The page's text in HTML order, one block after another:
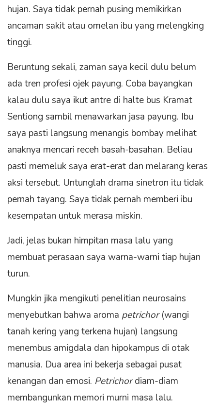
hujan. Saya tidak pernah pusing memikirkan
ancaman sakit atau omelan ibu yang melengking
tinggi.
Beruntung sekali, zaman saya kecil dulu belum
ada tren profesi ojek payung. Coba bayangkan
kalau dulu saya ikut antre di halte bus Kramat
Sentiong sambil menawarkan jasa payung. Ibu
saya pasti langsung menangis bombay melihat
anaknya mencari receh basah-basahan. Beliau
pasti memeluk saya erat-erat dan melarang keras
aksi tersebut. Untunglah drama sinetron itu tidak
pernah tayang. Saya tidak pernah memberi ibu
kesempatan untuk merasa miskin.
Jadi, jelas bukan himpitan masa lalu yang
membuat perasaan saya warna-warni tiap hujan
turun.
Mungkin jika mengikuti penelitian neurosains
menyebutkan bahwa aroma petrichor(wangi
tanah kering yang terkena hujan) langsung
menembus amigdala dan hipokampus di otak
manusia. Dua area ini bekerja sebagai pusat
kenangan dan emosi. Petrichordiam-diam
membangunkan memori murni masa lalu.